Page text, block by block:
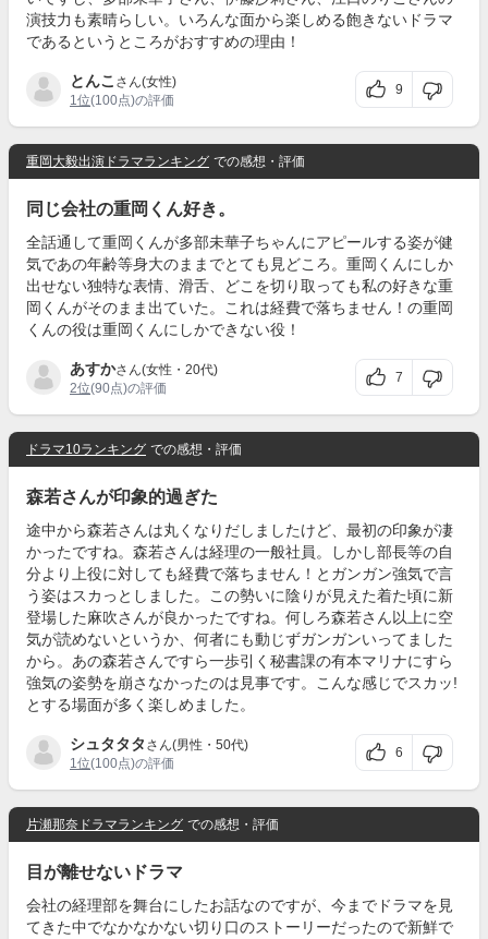
演技力も素晴らしい。いろんな面から楽しめる飽きないドラマ
であるというところがおすすめの理由！
とんこ さん(女性)
1位(100点)の評価
9
重岡大毅出演ドラマランキング での感想・評価
同じ会社の重岡くん好き。
全話通して重岡くんが多部未華子ちゃんにアピールする姿が健
気であの年齢等身大のままでとても見どころ。重岡くんにしか
出せない独特な表情、滑舌、どこを切り取っても私の好きな重
岡くんがそのまま出ていた。これは経費で落ちません！の重岡
くんの役は重岡くんにしかできない役！
あすかさん(女性・20代)
2位(90点)の評価
7
ドラマ10ランキング での感想・評価
森若さんが印象的過ぎた
途中から森若さんは丸くなりだしましたけど、最初の印象が凄
かったですね。森若さんは経理の一般社員。しかし部長等の自
分より上役に対しても経費で落ちません！とガンガン強気で言
う姿はスカっとしました。この勢いに陰りが見えた着た頃に新
登場した麻吹さんが良かったですね。何しろ森若さん以上に空
気が読めないというか、何者にも動じずガンガンいってました
から。あの森若さんですら一歩引く秘書課の有本マリナにすら
強気の姿勢を崩さなかったのは見事です。こんな感じでスカッ!
とする場面が多く楽しめました。
シュタタタ さん(男性・50代)
1位(100点)の評価
6
片瀬那奈ドラマランキング での感想・評価
目が離せないドラマ
会社の経理部を舞台にしたお話なのですが、今までドラマを見
てきた中でなかなかない切り口のストーリーだったので新鮮で